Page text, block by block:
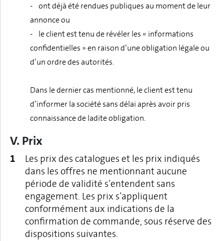
- ont déjà été rendues publiques au moment de leur
annonce ou
- le client est tenu de révéler les « informations
confidentielles » en raison d’une obligation légale ou
d’un ordre des autorités.
Dans le dernier cas mentionné, le client est tenu
d’informer la société sans délai après avoir pris
connaissance de ladite obligation.
V. Prix
Les prix des catalogues et les prix indiqués
dans les offres ne mentionnant aucune
période de validité s’entendent sans
engagement. Les prix s’appliquent
conformément aux indications de la
confirmation de commande, sous réserve des
dispositions suivantes.